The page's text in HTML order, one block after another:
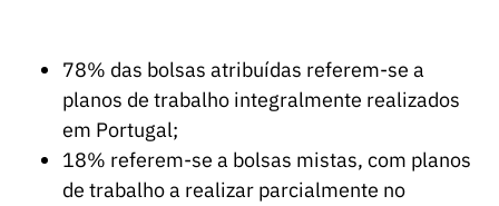
78% das bolsas atribuídas referem-se a
planos de trabalho integralmente realizados
em Portugal;
18% referem-se a bolsas mistas, com planos
de trabalho a realizar parcialmente no